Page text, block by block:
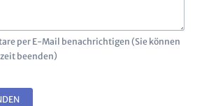
per E-Mail benachrichtigen (Sie können
beenden)